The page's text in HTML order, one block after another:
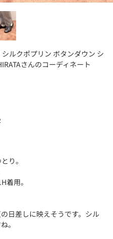
ルクポプリン ボタンダウン シ
さんのコーディネート
り。
着用。
日差しに映えそうです。シル
。